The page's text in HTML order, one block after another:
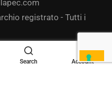
registrato - Tutti i
Search Account